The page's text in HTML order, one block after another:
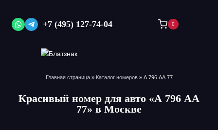
содержимому+7 (495) 127-74-04 0
Главная страница» Каталог номеров» А 796 АА 77
Красивый номер для авто «А 796 АА
77» в Москве